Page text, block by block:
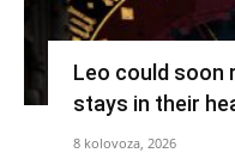
Leo could soon
stays in their
8 kolovoza, 2026